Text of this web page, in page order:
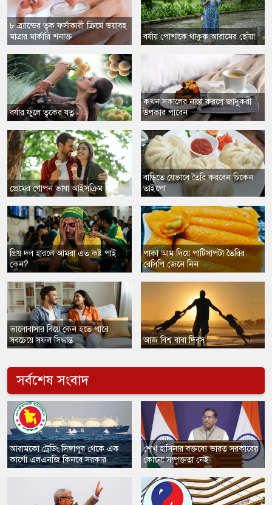
৮ ব্র্যান্ডের ত্বক ফর্সাকারী ক্রিমে ভয়াবহ
মাত্রার মার্কারি শনাক্ত
বর্ষার ফুলে ত্বকের যত্ন
প্রেমের গোপন ভাষা আইসক্রিম
প্রিয় দল হারলে আমরা এত কষ্ট পাই
কেন?
ভালোবাসার বিয়ে কেন হতে পারে
সবচেয়ে সফল সিদ্ধান্ত
বর্ষায় পোশাকে থাকুক আরামের ছোঁয়া
কখন সকালের নাস্তা করলে জাদুকরী
উপকার পাবেন
বাড়িতে যেভাবে তৈরি করবেন চিকেন
তাইপো
পাকা আম দিয়ে পাটিসাপটা তৈরির
রেসিপি জেনে নিন
আজ বিশ্ব বাবা দিবস
সর্বশেষ সংবাদ
​আরামকো ট্রেডিং সিঙ্গাপুর থেকে এক
কার্গো এলএনজি কিনবে সরকার
শেখ হাসিনার বক্তব্যে ভারত সরকারের
কোনো সম্পৃক্ততা নেই